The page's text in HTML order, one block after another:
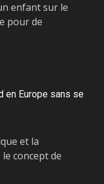
enfant sur le
pour de
en Europe sans se
et la
concept de